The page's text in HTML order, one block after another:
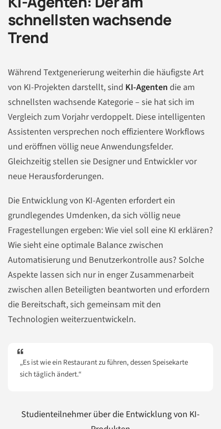
schnellsten wachsende
Trend
Während Textgenerierung weiterhin die häufigste Art
von KI-Projekten darstellt, sind KI-Agenten die am
schnellsten wachsende Kategorie – sie hat sich im
Vergleich zum Vorjahr verdoppelt. Diese intelligenten
Assistenten versprechen noch effizientere Workflows
und eröffnen völlig neue Anwendungsfelder.
Gleichzeitig stellen sie Designer und Entwickler vor
neue Herausforderungen.
Die Entwicklung von KI-Agenten erfordert ein
grundlegendes Umdenken, da sich völlig neue
Fragestellungen ergeben: Wie viel soll eine KI erklären?
Wie sieht eine optimale Balance zwischen
Automatisierung und Benutzerkontrolle aus? Solche
Aspekte lassen sich nur in enger Zusammenarbeit
zwischen allen Beteiligten beantworten und erfordern
die Bereitschaft, sich gemeinsam mit den
Technologien weiterzuentwickeln.
„Es ist wie ein Restaurant zu führen, dessen Speisekarte
sich täglich ändert.“
Studienteilnehmer über die Entwicklung von KI-